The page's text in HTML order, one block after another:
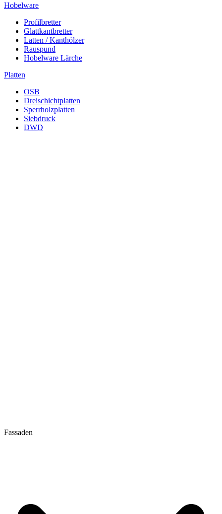
Hobelware
Profilbretter
Glattkantbretter
Latten / Kanthölzer
Rauspund
Hobelware Lärche
Platten
OSB
Dreischichtplatten
Sperrholzplatten
Siebdruck
DWD
Fassaden